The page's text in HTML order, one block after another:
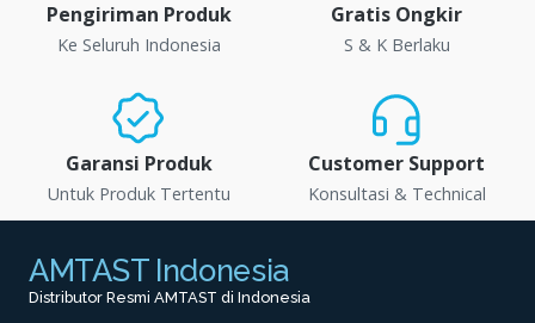
Pengiriman Produk
Ke Seluruh Indonesia
Gratis Ongkir
S & K Berlaku
Garansi Produk
Untuk Produk Tertentu
Customer Support
Konsultasi & Technical
AMTAST Indonesia
Distributor Resmi AMTAST di Indonesia